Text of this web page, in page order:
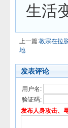
生活
上一篇:教宗在拉
地
发表评论
用户名:
验证码:
发布人身攻击、